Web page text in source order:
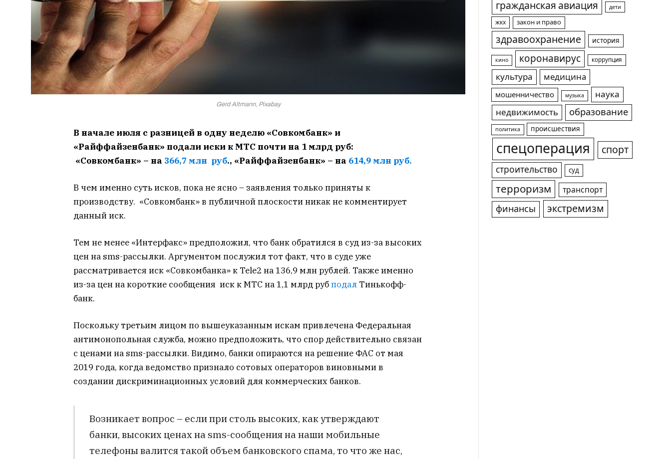
Gerd Altmann, Pixabay
В начале июля с разницей в одну неделю «Совкомбанк» и
«Райффайзенбанк» подали иски к МТС почти на 1 млрд руб:
«Совкомбанк» – на 366,7 млн руб., «Райффайзенбанк» – на 614,9 млн руб.
В чем именно суть исков, пока не ясно – заявления только приняты к
производству. «Совкомбанк» в публичной плоскости никак не комментирует
данный иск.
Тем не менее «Интерфакс» предположил, что банк обратился в суд из-за высоких
цен на sms-рассылки. Аргументом послужил тот факт, что в суде уже
рассматривается иск «Совкомбанка» к Tele2 на 136,9 млн рублей. Также именно
из-за цен на короткие сообщения иск к МТС на 1,1 млрд рубподал Тинькофф-
банк.
Поскольку третьим лицом по вышеуказанным искам привлечена Федеральная
антимонопольная служба, можно предположить, что спор действительно связан
с ценами на sms-рассылки. Видимо, банки опираются на решение ФАС от мая
2019 года, когда ведомство признало сотовых операторов виновными в
создании дискриминационных условий для коммерческих банков.
Возникает вопрос – если при столь высоких, как утверждают
банки, высоких ценах на sms-сообщения на наши мобильные
телефоны валится такой объем банковского спама, то что же нас,
гражданская авиация дети
жкх закон и право
здравоохранение история
кино коронавирус коррупция
культура медицина
мошенничество музыка
наука
недвижимость
образование
политика происшествия
спецоперация спорт
строительство суд
терроризм транспорт
финансы экстремизм